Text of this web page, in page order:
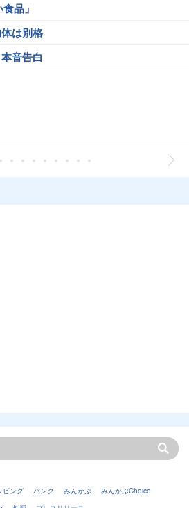
品」
は別格
音告白
ピング バンク みんかぶ
みんかぶChoice